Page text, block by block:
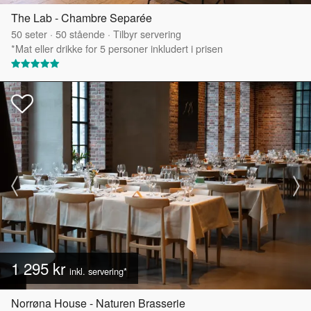
The Lab - Chambre Separée
50seter · 50stående · Tilbyr servering
*Mat eller drikke for 5 personer inkludert i prisen
1 295 kr inkl. servering*
Norrøna House - Naturen Brasserie